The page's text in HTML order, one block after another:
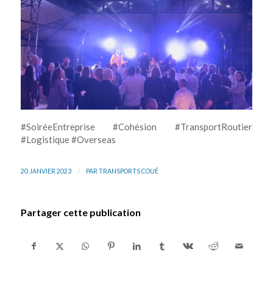
#SoiréeEntreprise #Cohésion #TransportRoutier
#Logistique #Overseas
20 JANVIER 2023 / PAR TRANSPORTS COUÉ
Partager cette publication